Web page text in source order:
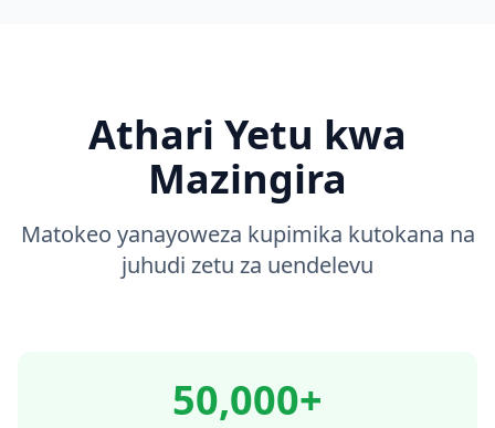
Athari Yetu kwa
Mazingira
Matokeo yanayoweza kupimika kutokana na
juhudi zetu za uendelevu
50,000+